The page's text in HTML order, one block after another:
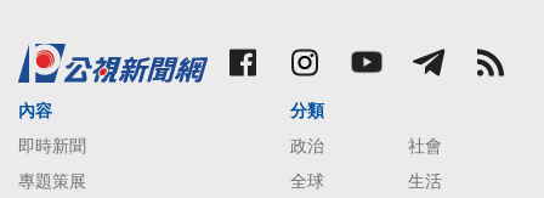
內容
即時新聞
專題策展
分類
政治
社會
全球
生活